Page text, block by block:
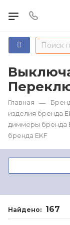
Главная —
изделия бренда
диммеры бренда
бренда EKF
Найдено: 167